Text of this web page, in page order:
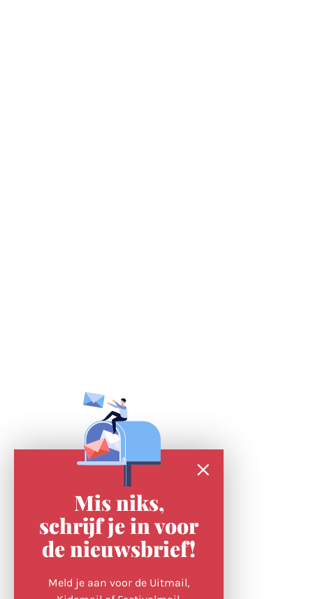
Mis niks,
schrijf je in voor
de nieuwsbrief!
Meld je aan voor de Uitmail,